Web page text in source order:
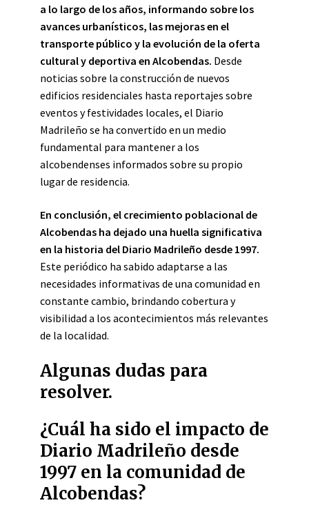
a lo largo de los años, informando sobre los
avances urbanísticos, las mejoras en el
transporte público y la evolución de la oferta
cultural y deportiva en Alcobendas. Desde
noticias sobre la construcción de nuevos
edificios residenciales hasta reportajes sobre
eventos y festividades locales, el Diario
Madrileño se ha convertido en un medio
fundamental para mantener a los
alcobendenses informados sobre su propio
lugar de residencia.
En conclusión, el crecimiento poblacional de
Alcobendas ha dejado una huella significativa
en la historia del Diario Madrileño desde 1997.
Este periódico ha sabido adaptarse a las
necesidades informativas de una comunidad en
constante cambio, brindando cobertura y
visibilidad a los acontecimientos más relevantes
de la localidad.
Algunas dudas para
resolver.
¿Cuál ha sido el impacto de
Diario Madrileño desde
1997 en la comunidad de
Alcobendas?